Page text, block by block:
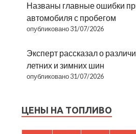
Названы главные ошибки
автомобиля с пробегом
опубликовано 31/07/2026
Эксперт рассказал о
летних и зимних шин
опубликовано 31/07/2026
ЦЕНЫ НА ТОПЛИВО